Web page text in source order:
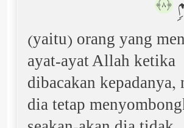
﴿٨﴾
(yaitu) orang yang
ayat-ayat Allah ketika
dibacakan kepadanya,
dia tetap